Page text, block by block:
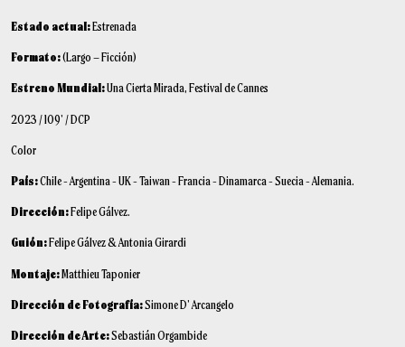
Estado actual:Estrenada
Formato:(Largo – Ficción)
Estreno Mundial:Una Cierta Mirada, Festival de Cannes
2023 / 109’ / DCP
Color
País:Chile - Argentina - UK - Taiwan - Francia - Dinamarca - Suecia - Alemania.
Dirección:Felipe Gálvez.
Guión:Felipe Gálvez & Antonia Girardi
Montaje:Matthieu Taponier
Dirección de Fotografía:Simone D’ Arcangelo
Dirección de Arte:Sebastián Orgambide